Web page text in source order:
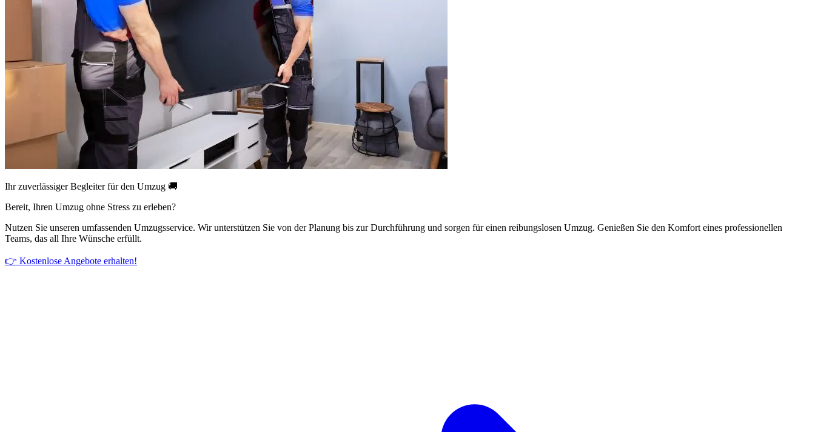
Ihr zuverlässiger Begleiter für den Umzug 🚚
Bereit, Ihren Umzug ohne Stress zu erleben?
Nutzen Sie unseren umfassenden Umzugsservice. Wir unterstützen Sie von der Planung bis zur Durchführung und sorgen für einen reibungslosen Umzug. Genießen Sie den Komfort eines professionellen
Teams, das all Ihre Wünsche erfüllt.
👉 Kostenlose Angebote erhalten!